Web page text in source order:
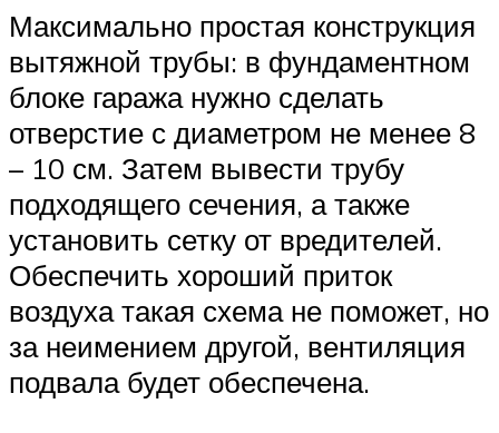
Максимально простая конструкция
вытяжной трубы: в фундаментном
блоке гаража нужно сделать
отверстие с диаметром не менее 8
– 10 см. Затем вывести трубу
подходящего сечения, а также
установить сетку от вредителей.
Обеспечить хороший приток
воздуха такая схема не поможет, но
за неимением другой, вентиляция
подвала будет обеспечена.